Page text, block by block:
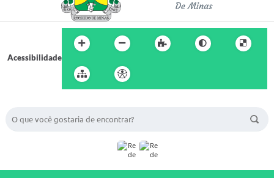
Acessibilidade